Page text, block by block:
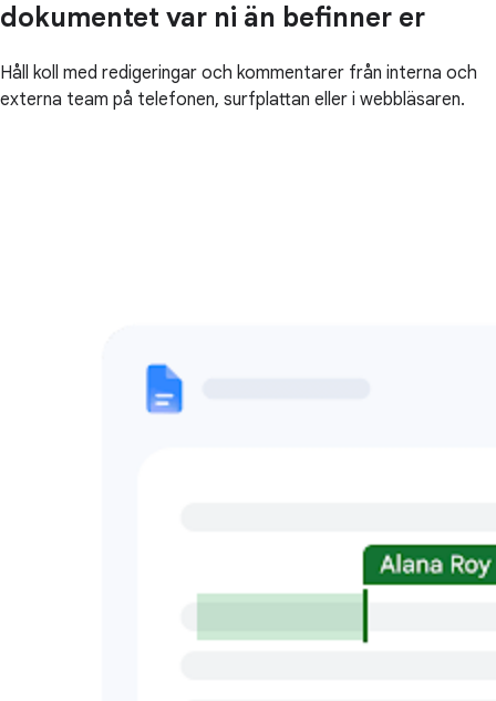
dokumentet var ni än befinner er
Håll koll med redigeringar och kommentarer från interna och
externa team på telefonen, surfplattan eller i webbläsaren.